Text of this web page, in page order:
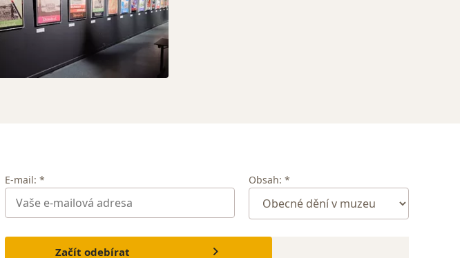
E-mail: * Obsah: *
Začít odebírat